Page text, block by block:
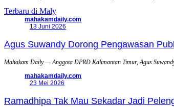
Terbaru di Maly
mahakamdaily.com
13 Juni 2026
Agus Suwandy Dorong Pengawasan
Mahakam Daily — Anggota DPRD Kalimantan Timur, Agus
mahakamdaily.com
23 Mei 2026
Ramadhipa Tak Mau Sekadar Jadi